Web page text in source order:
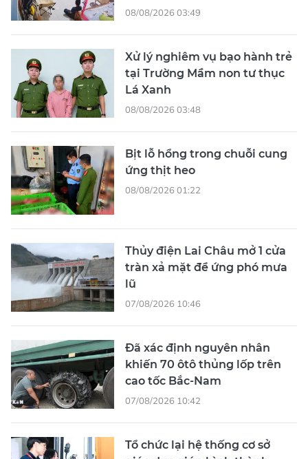
08/08/2026 03:49
Xử lý nghiêm vụ bạo hành trẻ
tại Trường Mầm non tư thục
Lá Xanh
08/08/2026 03:48
Bịt lỗ hổng trong chuỗi cung
ứng thịt heo
08/08/2026 01:22
Thủy điện Lai Châu mở 1 cửa
tràn xả mặt để ứng phó mưa
lũ
07/08/2026 10:46
Đã xác định nguyên nhân
khiến 70 ôtô thủng lốp trên
cao tốc Bắc-Nam
07/08/2026 10:42
Tổ chức lại hệ thống cơ sở